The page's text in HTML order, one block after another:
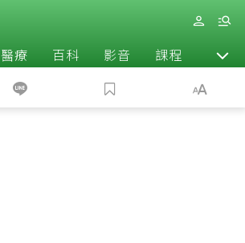
醫療 百科 影音 課程 退休